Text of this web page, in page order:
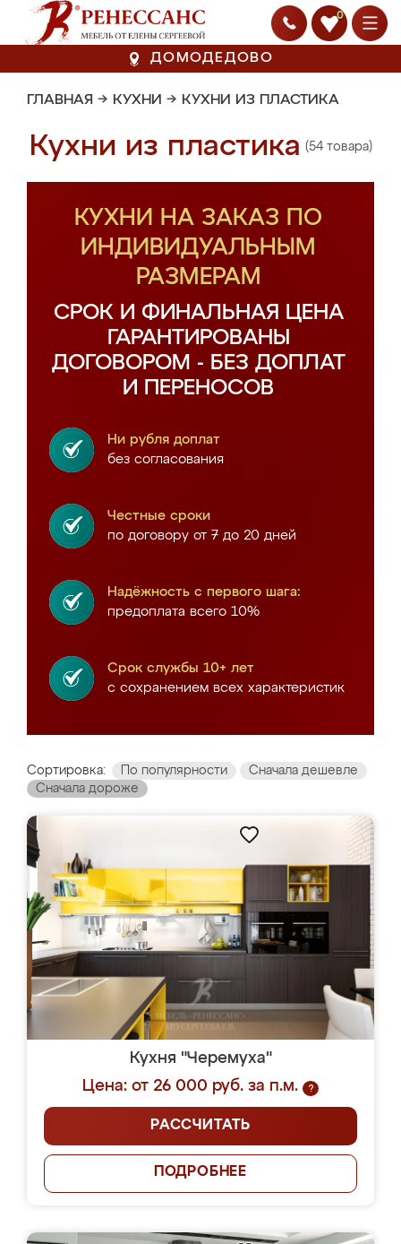
0
ДОМОДЕДОВО
ГЛАВНАЯ → КУХНИ → КУХНИ ИЗ ПЛАСТИКА
Кухни из пластика (54 товара)
КУХНИ НА ЗАКАЗ ПО
ИНДИВИДУАЛЬНЫМ
РАЗМЕРАМ
СРОК И ФИНАЛЬНАЯ ЦЕНА
ГАРАНТИРОВАНЫ
ДОГОВОРОМ - БЕЗ ДОПЛАТ
И ПЕРЕНОСОВ
Ни рубля доплат
без согласования
Честные сроки
по договору от 7 до 20 дней
Надёжность с первого шага:
предоплата всего 10%
Срок службы 10+ лет
с сохранением всех характеристик
Сортировка: По популярности
Сначала дешевле
Сначала дороже
Кухня "Черемуха"
Цена: от 26 000 руб. за п.м.
?
РАССЧИТАТЬ
ПОДРОБНЕЕ